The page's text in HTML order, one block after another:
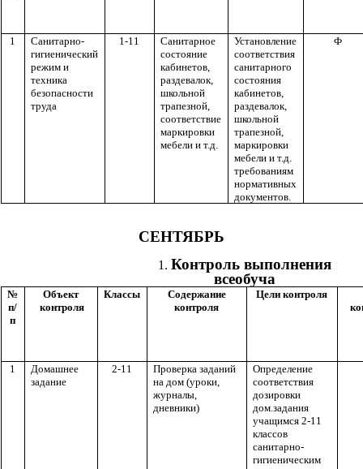
1
Санитарно-
гигиенический
режим и
техника
безопасности
труда
1-11
Санитарное
состояние
кабинетов,
раздевалок,
школьной
трапезной,
соответствие
маркировки
мебели и т.д.
Установление
соответствия
санитарного
состояния
кабинетов,
раздевалок,
школьной
трапезной,
маркировки
мебели и т.д.
требованиям
нормативных
документов.
Ф
СЕНТЯБРЬ
Контроль выполнения
всеобуча
№
п/
п
Объект
контроля
Классы
Содержание
контроля
Цели контроля
1
Домашнее
задание
2-11
Проверка заданий
на дом (уроки,
журналы,
дневники)
Определение
соответствия
дозировки
дом.задания
учащимся 2-11
классов
санитарно-
гигиеническим